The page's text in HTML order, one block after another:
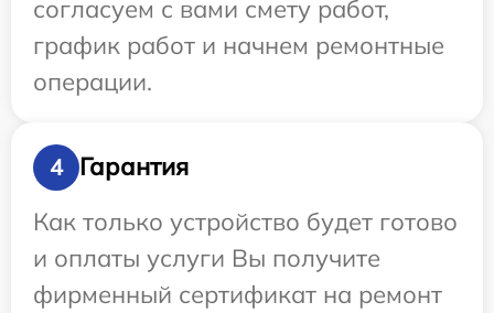
согласуем с вами смету работ,
график работ и начнем ремонтные
операции.
4
Гарантия
Как только устройство будет готово
и оплаты услуги Вы получите
фирменный сертификат на ремонт